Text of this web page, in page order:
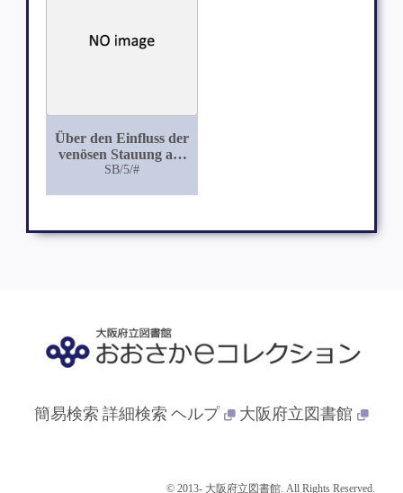
Über den Einfluss der
venösen Stauung auf
die Secretion der Galle
SB/5/#
簡易検索 詳細検索 ヘルプ 大阪府立図書館
© 2013- 大阪府立図書館. All Rights Reserved.